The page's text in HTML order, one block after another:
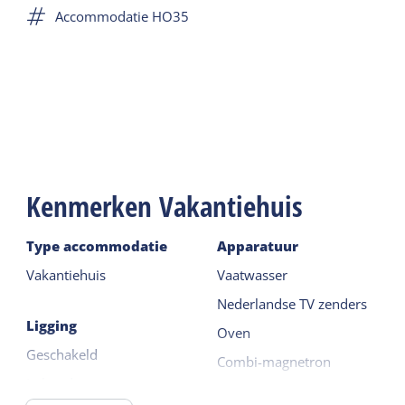
geschikt voor meerdere families of grotere
Accommodatie HO35
Kenmerken Vakantiehuis
Type accommodatie
Vakantiehuis
Ligging
Geschakeld
Apparatuur
Vaatwasser
Nederlandse TV zenders
Oven
Combi-magnetron